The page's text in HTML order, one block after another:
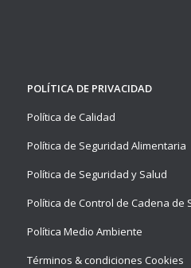
POLÍTICA DE PRIVACIDAD
Política de Calidad
Política de Seguridad Alimentaria
Política de Seguridad y Salud
Política de Control de Cadena de
Política Medio Ambiente
Términos & condiciones Cookies